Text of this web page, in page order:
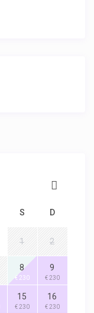
S D
1 2
8
€ 230
9
€ 230
15
€ 230
16
€ 230